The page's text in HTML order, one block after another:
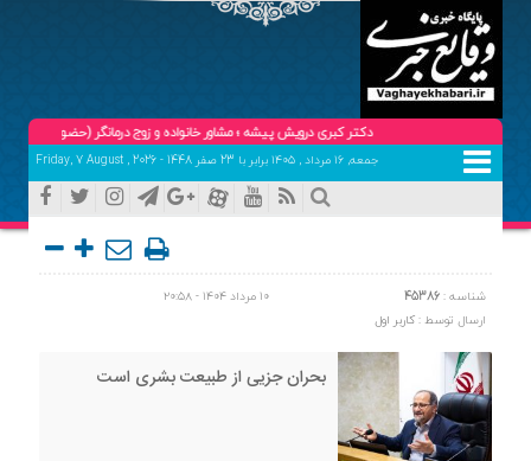
دکتر کبری درویش پیشه ؛ مشاور خانواده و زوج درمانگر (حضوری و تلفنی ) تلفن
جمعه, ۱۶ مرداد , ۱۴۰۵ برابر با 23 صفر 1448 - Friday, 7 August , 2026
شناسه :45386
۱۰ مرداد ۱۴۰۴ - ۲۰:۵۸
ارسال توسط :کاربر اول
بحران جزیی از طبیعت بشری است